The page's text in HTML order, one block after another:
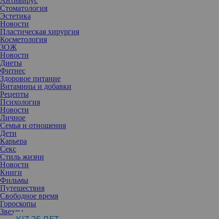
Стоматология
Эстетика
Новости
Пластическая хирургия
Косметология
ЗОЖ
Новости
Диеты
Фитнес
Здоровое питание
Витамины и добавки
Рецепты
Психология
Новости
Личное
Семья и отношения
Дети
Карьера
Секс
Стиль жизни
Новости
Книги
Фильмы
Путешествия
Свободное время
Гороскопы
Звезды
Окружите себя приятными ароматами и заметите, что все вокруг
становится лучше и радостнее.
Свежесть и комфорт
Новый бренд
союзником в поиске собственной энергии. Линейка включает в
себя функционал сразу двух продуктов: дезодоранта и
антиперспиранта. В основе продукта — технология Smart Pro
(Смарт Про). Формула подстраивается под ритм дня и